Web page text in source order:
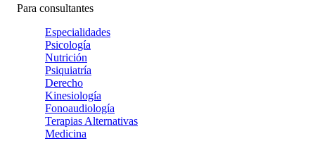
Para consultantes
Especialidades
Psicología
Nutrición
Psiquiatría
Derecho
Kinesiología
Fonoaudiología
Terapias Alternativas
Medicina